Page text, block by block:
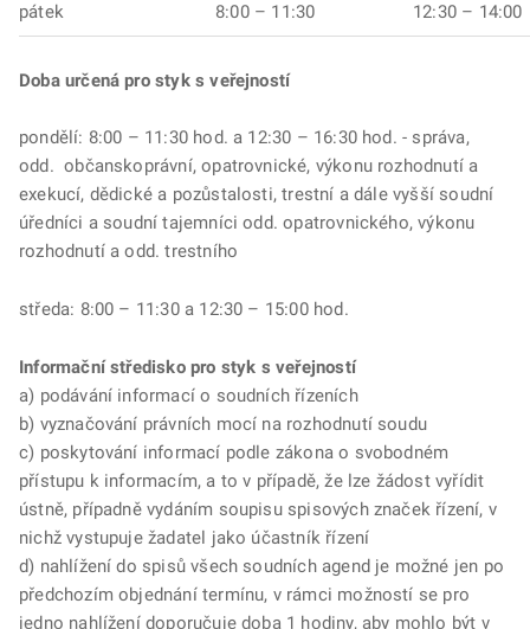
pátek 8:00 – 11:30 12:30 – 14:00
Doba určená pro styk s veřejností
pondělí: 8:00 – 11:30 hod. a 12:30 – 16:30 hod. - správa,
odd. občanskoprávní, opatrovnické, výkonu rozhodnutí a
exekucí, dědické a pozůstalosti, trestní a dále vyšší soudní
úředníci a soudní tajemníci odd. opatrovnického, výkonu
rozhodnutí a odd. trestního
středa: 8:00 – 11:30 a 12:30 – 15:00 hod.
Informační středisko pro styk s veřejností
a) podávání informací o soudních řízeních
b) vyznačování právních mocí na rozhodnutí soudu
c) poskytování informací podle zákona o svobodném
přístupu k informacím, a to v případě, že lze žádost vyřídit
ústně, případně vydáním soupisu spisových značek řízení, v
nichž vystupuje žadatel jako účastník řízení
d) nahlížení do spisů všech soudních agend je možné jen po
předchozím objednání termínu, v rámci možností se pro
jedno nahlížení doporučuje doba 1 hodiny, aby mohlo být v